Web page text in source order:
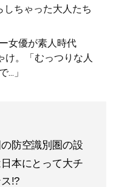
ちゃった大人たち
女優が素人時代
け。「むっつりな人
」
防空識別圏の設
本にとって大チ
!?